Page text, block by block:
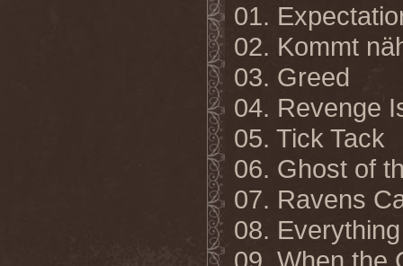
01.
02. Kommt
03. Greed
04. Revenge
05. Tick Tack
06. Ghost of
07. Ravens С
08. Everything